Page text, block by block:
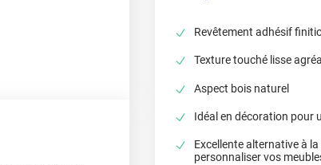
Revêtement adhésif
Texture touché lisse
Aspect bois naturel
Idéal en décoration pour
Excellente alternative à
personnaliser vos